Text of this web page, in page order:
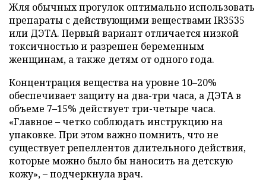
Жля обычных прогулок оптимально использовать
препараты с действующими веществами IR3535
или ДЭТА. Первый вариант отличается низкой
токсичностью и разрешен беременным
женщинам, а также детям от одного года.
Концентрация вещества на уровне 10–20%
обеспечивает защиту на два-три часа, а ДЭТА в
объеме 7–15% действует три-четыре часа.
«Главное – четко соблюдать инструкцию на
упаковке. При этом важно помнить, что не
существует репеллентов длительного действия,
которые можно было бы наносить на детскую
кожу», – подчеркнула врач.